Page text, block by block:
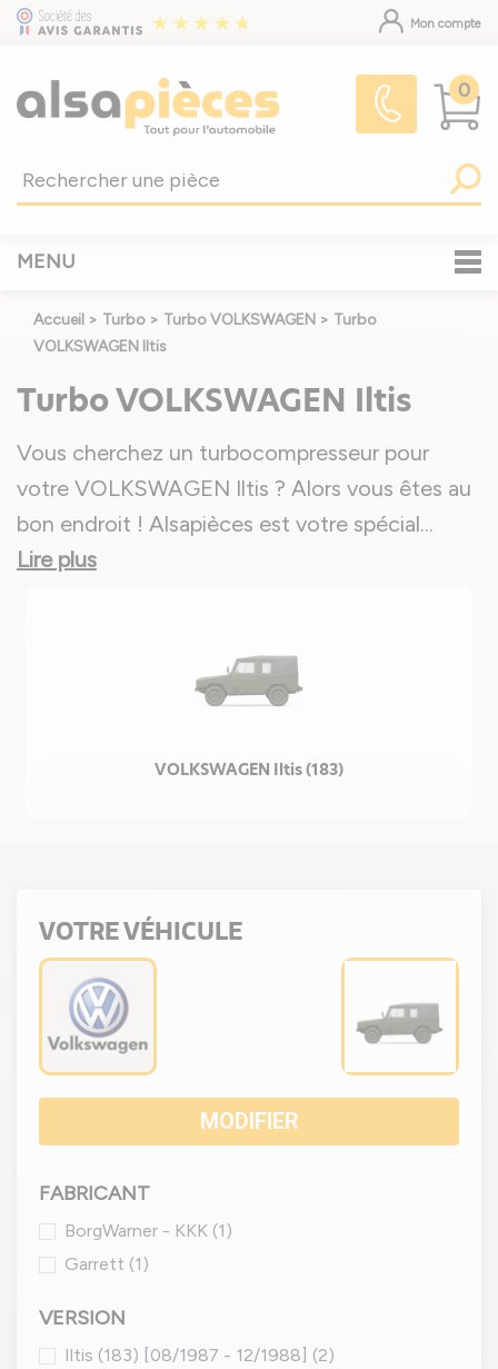
Mon compte
0
MENU
Accueil > Turbo > Turbo VOLKSWAGEN > Turbo
VOLKSWAGEN Iltis
Turbo VOLKSWAGEN Iltis
Vous cherchez un turbocompresseur pour
votre VOLKSWAGEN Iltis ? Alors vous êtes au
bon endroit ! Alsapièces est votre spécial...
Lire plus
VOLKSWAGEN Iltis (183)
VOTRE VÉHICULE
MODIFIER
FABRICANT
BorgWarner - KKK (1)
Garrett (1)
VERSION
Iltis (183) [08/1987 - 12/1988] (2)